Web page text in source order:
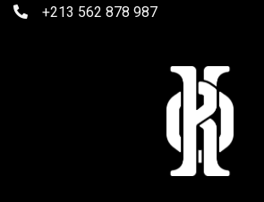
+213 562 878 987